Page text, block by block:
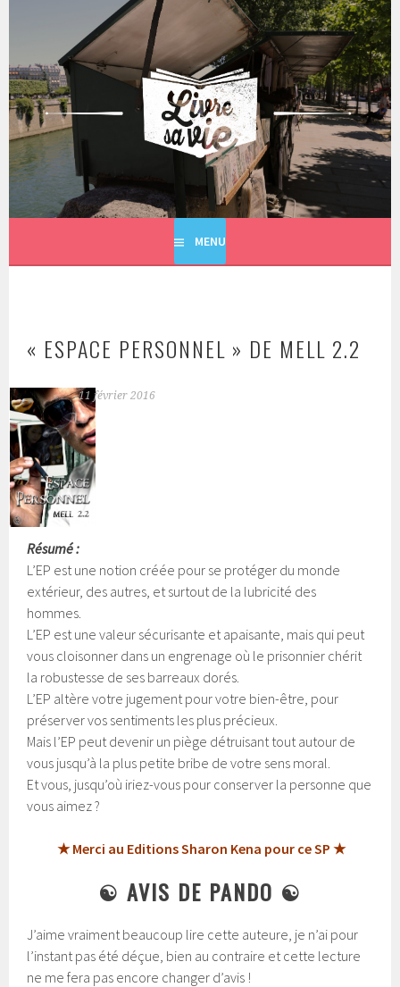
principal
LIVRE SA VIE
MENU
« ESPACE PERSONNEL » DE MELL 2.2
11 février 2016
Résumé :
L’EP est une notion créée pour se protéger du monde
extérieur, des autres, et surtout de la lubricité des
hommes.
L’EP est une valeur sécurisante et apaisante, mais qui peut
vous cloisonner dans un engrenage où le prisonnier chérit
la robustesse de ses barreaux dorés.
L’EP altère votre jugement pour votre bien-être, pour
préserver vos sentiments les plus précieux.
Mais l’EP peut devenir un piège détruisant tout autour de
vous jusqu’à la plus petite bribe de votre sens moral.
Et vous, jusqu’où iriez-vous pour conserver la personne que
vous aimez ?
★ Merci au Editions Sharon Kena pour ce SP ★
☯ AVIS DE PANDO ☯
J’aime vraiment beaucoup lire cette auteure, je n’ai pour
l’instant pas été déçue, bien au contraire et cette lecture
ne me fera pas encore changer d’avis !